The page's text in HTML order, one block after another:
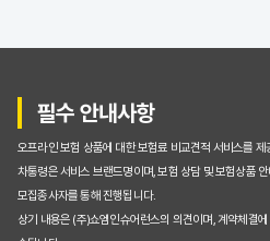
필수 안내사항
오프라인 보험 상품에 대한 보험료 비교견적 서비스를 제
차통령은 서비스 브랜드명이며, 보험 상담 및 보험상품
모집종사자를 통해 진행됩니다.
상기 내용은 (주)쇼엠인슈어런스의 의견이며, 계약체결